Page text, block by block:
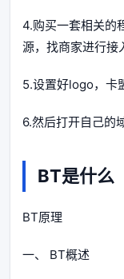
4.购买一套相关的
源，找商家进行接
5.设置好logo，卡
6.然后打开自己的
BT是什么
BT原理
一、 BT概述